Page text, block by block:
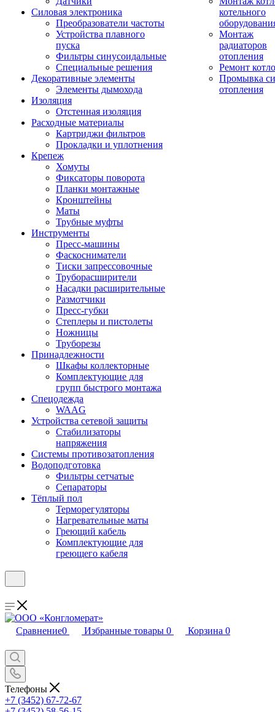
Силовая электроника
Преобразователи частоты
Устройства плавного
пуска
Фильтры синусоидальные
Специальные решения
Декоративные элементы
Элементы дымохода
Изоляция
Отстенная изоляция
Расходные материалы
Картриджи фильтров
Прокладки и уплотнения
Крепеж
Хомуты
Фиксаторы поворота
Планки монтажные
Кронштейны
Маты
Трубные муфты
Инструменты
Пресс-машины
Фаскосниматели
Тиски запрессовочные
Труборасширители
Насадки расширительные
Размотчики
Пресс-губки
Степлеры и пистолеты
Ножницы
Труборезы
Принадлежности
Шкафы коллекторные
Комплектующие для
групп быстрого монтажа
Спецодежда
WAAG
Устройства сетевой защиты
Стабилизаторы
напряжения
Системы противозатопления
Водоподготовка
Фильтры сетчатые
Сепараторы
Тёплый пол
Терморегуляторы
Нагревательные маты
Греющий кабель
Комплектующие для
греющего кабеля
котельного
Монтаж
радиаторов
отопления
Ремонт
Промывка
отопления
Сравнение0 Избранные товары 0 Корзина 0
Телефоны
+7 (3452) 67-72-67